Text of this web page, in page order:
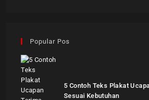
Popular Pos
5 Contoh Teks Plakat
Sesuai Kebutuhan